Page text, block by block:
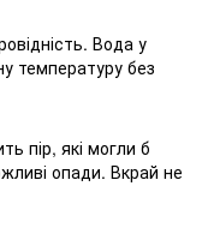
Вода у
температуру без
пір, які могли б
опади. Вкрай не